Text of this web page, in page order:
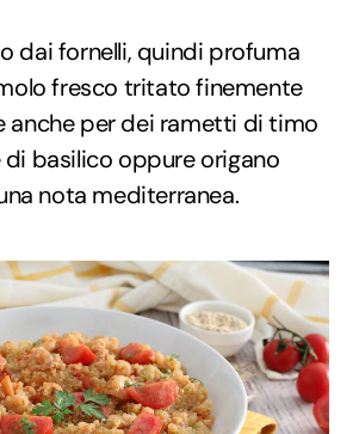
dai fornelli, quindi profuma
fresco tritato finemente
anche per dei rametti di timo
basilico oppure origano
nota mediterranea.